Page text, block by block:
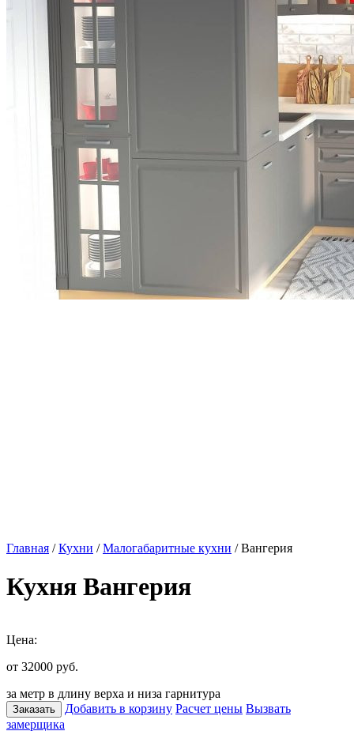
Главная /Кухни /Малогабаритные кухни / Вангерия
Кухня Вангерия
Цена:
от 32000 руб.
за метр в длину верха и низа гарнитура
Заказать Добавить в корзину Расчет цены Вызвать
замерщика